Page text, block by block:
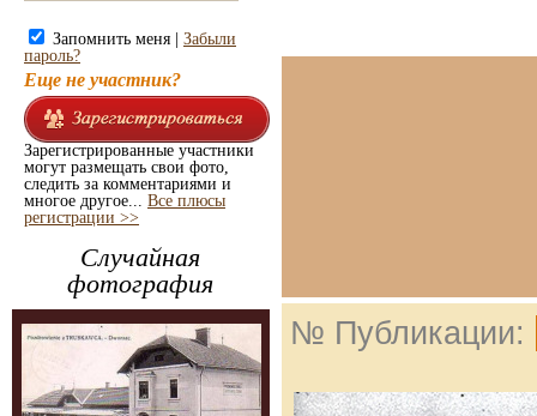
Запомнить меня | Забыли
пароль?
Еще не участник?
Зарегистрированные участники
могут размещать свои фото,
следить за комментариями и
многое другое... Все плюсы
регистрации >>
Случайная
фотография
№ Публикации: